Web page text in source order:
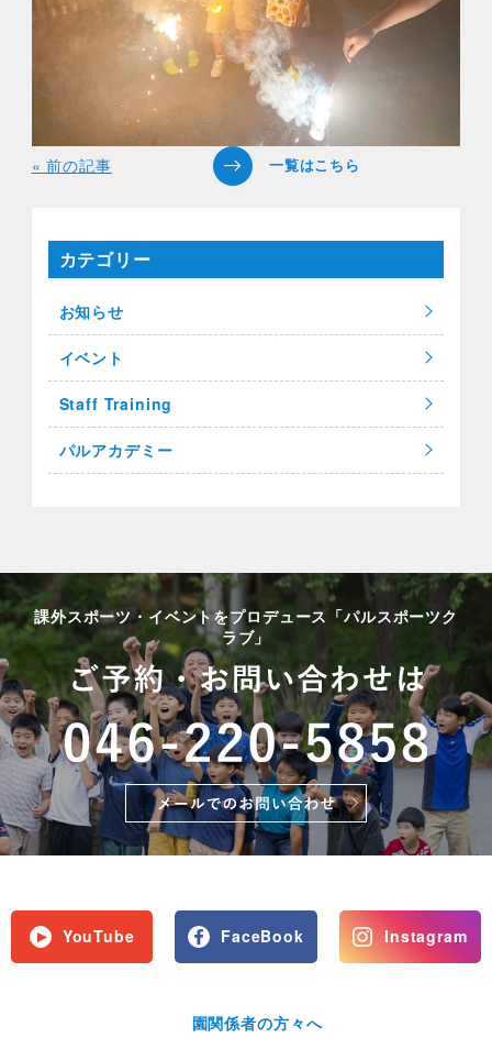
« 前の記事
カテゴリー
お知らせ
イベント
Staff Training
パルアカデミー
課外スポーツ・イベントをプロデュース「パルスポーツク
ラブ」
YouTube FaceBook Instagram
園関係者の方々へ